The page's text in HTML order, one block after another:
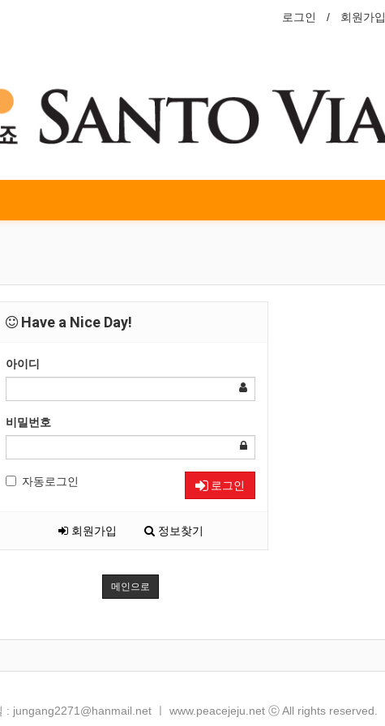
로그인 회원가입
Have a Nice Day!
아이디
비밀번호
자동로그인 로그인
회원가입 정보찾기
메인으로
: jungang2271@hanmail.net ㅣ www.peacejeju.net ⓒ All rights reserved.